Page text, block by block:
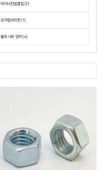
마이너찬넬클립 (2)
모자형브라켓 (1)
볼트 너트 앙카 (4)